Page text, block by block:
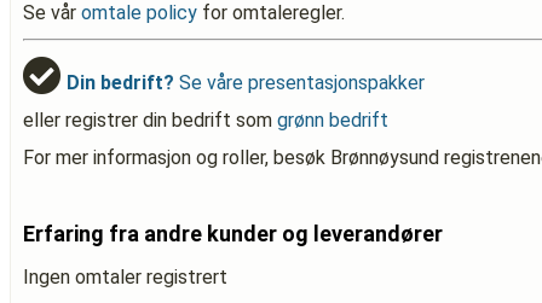
Se vår omtale policy for omtaleregler.
Din bedrift? Se våre presentasjonspakker
eller registrer din bedrift som grønn bedrift
For mer informasjon og roller, besøk Brønnøysund
Erfaring fra andre kunder og leverandører
Ingen omtaler registrert